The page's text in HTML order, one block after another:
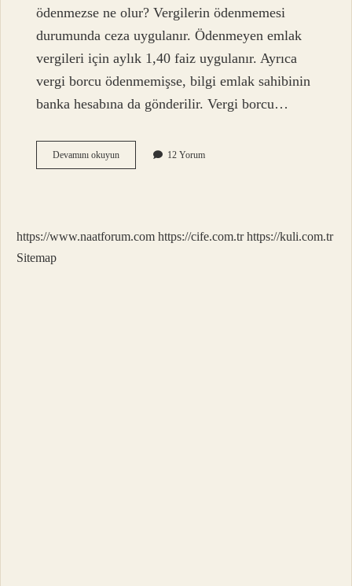
ödenmezse ne olur? Vergilerin ödenmemesi
durumunda ceza uygulanır. Ödenmeyen emlak
vergileri için aylık 1,40 faiz uygulanır. Ayrıca
vergi borcu ödenmemişse, bilgi emlak sahibinin
banka hesabına da gönderilir. Vergi borcu…
Devamını okuyunEmlak
Vergisi
Olur
12 Yorum
https://www.naatforum.com https://cife.com.tr https://kuli.com.tr
Sitemap